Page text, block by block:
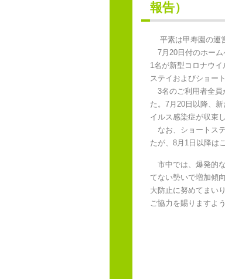
報告）
平素は甲寿園の運
7月20日付のホーム
1名が新型コロナウ
ステイおよびショー
3名のご利用者全員
た。7月20日以降、
イルス感染症が収束
なお、ショートス
たが、8月1日以降は
市中では、爆発的
てない勢いで増加傾
大防止に努めてまい
ご協力を賜りますよ